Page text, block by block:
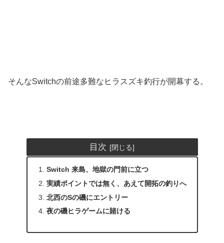
そんなSwitchの前途多難なヒラスズキ釣行が開幕する。
目次
Switch 来島、地獄の門前に立つ
実績ポイントでは無く、あえて開拓の釣りへ
北西のSの磯にエントリー
夜の磯ヒラゲームに賭ける